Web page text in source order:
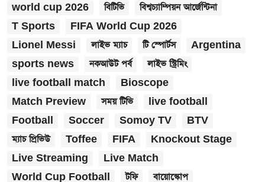
world cup 2026
বিটিভি
বিশ্বচ্যাম্পিয়ন আর্জেন্টিনা
T Sports
FIFA World Cup 2026
Lionel Messi
লাইভ ম্যাচ টি স্পোর্টস
Argentina
sports news
নকআউট পর্ব
লাইভ স্ট্রিমিং
live football match
Bioscope
Match Preview
সময় টিভি
live football
Football
Soccer Somoy TV
BTV
ম্যাচ প্রিভিউ
Toffee FIFA
Knockout Stage
Live Streaming
Live Match
World Cup Football
টফি বায়োস্কোপ